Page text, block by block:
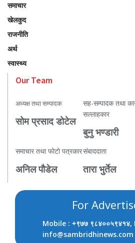
समाचार
खेलकुद
राजनीति
अर्थ
स्वास्थ्य
Our Team
अध्यक्ष तथा सम्पादक
सोम प्रसाद डोटेल
सह-सम्पादक तथा
सल्लाहकार
बुनु भण्डारी
समाचार तथा फोटो पत्रकार
अनिल पौडेल
संबाददाता
तारा भुर्तेल
For
Mobile : +९७७ ९८४००५९४१४,
info@sambridhinews.com